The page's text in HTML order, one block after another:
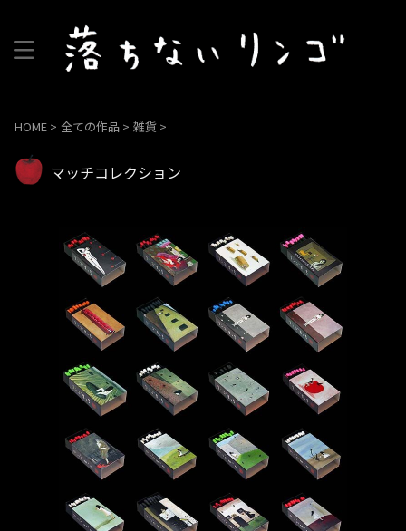
HOME > 全ての作品 > 雑貨 >
マッチコレクション